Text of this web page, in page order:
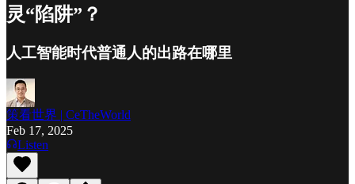
灵“陷阱”？
人工智能时代普通人的出路在哪里
策看世界 | CeTheWorld
Feb 17, 2025
Listen